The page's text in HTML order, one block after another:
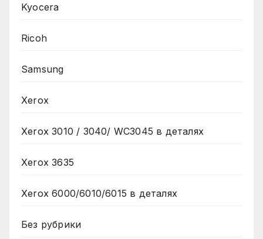
Kyocera
Ricoh
Samsung
Xerox
Xerox 3010 / 3040/ WC3045 в деталях
Xerox 3635
Xerox 6000/6010/6015 в деталях
Без рубрики